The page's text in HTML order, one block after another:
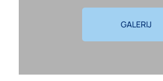
GALERIJ